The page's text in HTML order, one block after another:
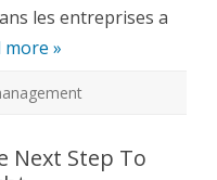
les entreprises a
more »
Next Step To